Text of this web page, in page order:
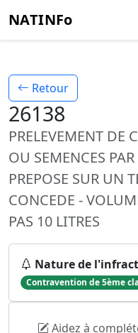
NATINFo
Retour
26138
PRELEVEMENT DE
OU SEMENCES
PREPOSE SUR UN
CONCEDE -
PAS 10 LITRES
Nature de
Contravention de 5ème
Aidez à